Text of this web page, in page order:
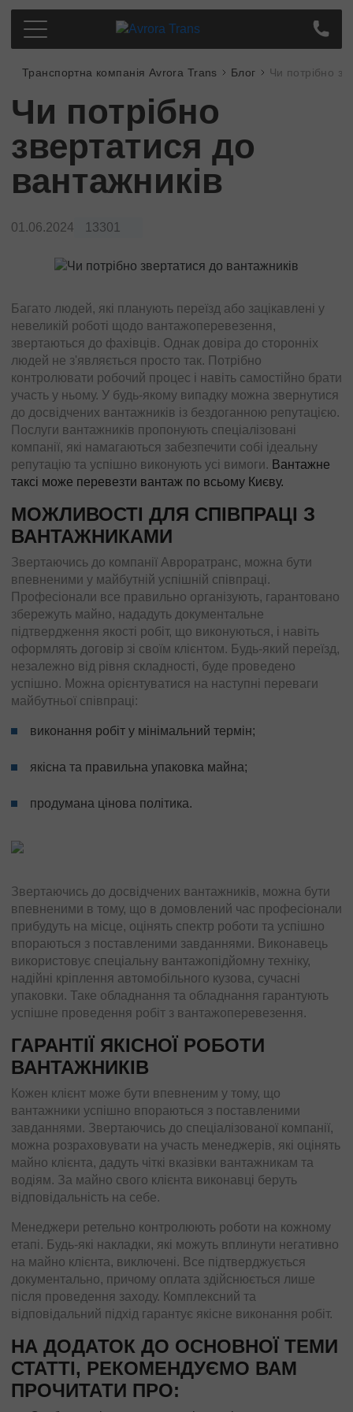
Перевезення по Україні
Київ
Харків
Одеса
Кропивницький
Львів
Тернопіль
Миколаєв
Івано-Франківськ
Чернівці
Мукачеве
Вінниця
Дружківка
Ужгород
Чернігов
Міжнародні перевезення
Міжнародний переїзд
Міжнародний квартирний переїзд
Міжнародна доставка авто
Контейнерні перевезення
Міжнародні автомобільні перевезення
Міжнародні ритуальні перевезення
Перевезення з Європи
Доставка вантажів в (з) Іспанії
Доставка вантажів в (з) Італії
Доставка вантажів в (з) Польщі
Доставка вантажів в (з) Литви
Доставки вантажів в (з) Латвії
Доставка вантажів в (з) Швейцарії
Доставка вантажів в (з) Туреччину
Вантажоперевезення в (з) Ісландію
Доставка вантажів до (з) Північної Македонії
Негабаритні перевезення
Трансформатори
Будівельне обладнання
Перевезення сільгосптехніки
Трактори
Комбайни
Баштовий кран
Екскаватори
Обладнання та техніка
Длинномери (балки, металоконструкції)
Великотоннажні вантажі
Попутні перевезення
Збірні вантажі
Проектні перевезення
Ціна
Партнерам
Контакти
Завжди на зв'язку
+38(097)363-46-34
Передзвоніть мені
Транспортна компанія Avrora Trans Блог Чи потрібно
Чи потрібно
звертатися до
вантажників
01.06.2024 13301
Багато людей, які планують переїзд або зацікавлені у
невеликій роботі щодо вантажоперевезення,
звертаються до фахівців. Однак довіра до сторонніх
людей не з'являється просто так. Потрібно
контролювати робочий процес і навіть самостійно брати
участь у ньому. У будь-якому випадку можна звернутися
до досвідчених вантажників із бездоганною репутацією.
Послуги вантажників пропонують спеціалізовані
компанії, які намагаються забезпечити собі ідеальну
репутацію та успішно виконують усі вимоги. Вантажне
таксі може перевезти вантаж по всьому Києву.
МОЖЛИВОСТІ ДЛЯ СПІВПРАЦІ З
ВАНТАЖНИКАМИ
Звертаючись до компанії Авроратранс, можна бути
впевненими у майбутній успішній співпраці.
Професіонали все правильно організують, гарантовано
збережуть майно, нададуть документальне
підтвердження якості робіт, що виконуються, і навіть
оформлять договір зі своїм клієнтом. Будь-який переїзд,
незалежно від рівня складності, буде проведено
успішно. Можна орієнтуватися на наступні переваги
майбутньої співпраці:
виконання робіт у мінімальний термін;
якісна та правильна упаковка майна;
продумана цінова політика.
Звертаючись до досвідчених вантажників, можна бути
впевненими в тому, що в домовлений час професіонали
прибудуть на місце, оцінять спектр роботи та успішно
впораються з поставленими завданнями. Виконавець
використовує спеціальну вантажопідйомну техніку,
надійні кріплення автомобільного кузова, сучасні
упаковки. Таке обладнання та обладнання гарантують
успішне проведення робіт з вантажоперевезення.
ГАРАНТІЇ ЯКІСНОЇ РОБОТИ
ВАНТАЖНИКІВ
Кожен клієнт може бути впевненим у тому, що
вантажники успішно впораються з поставленими
завданнями. Звертаючись до спеціалізованої компанії,
можна розраховувати на участь менеджерів, які оцінять
майно клієнта, дадуть чіткі вказівки вантажникам та
водіям. За майно свого клієнта виконавці беруть
відповідальність на себе.
Менеджери ретельно контролюють роботи на кожному
етапі. Будь-які накладки, які можуть вплинути негативно
на майно клієнта, виключені. Все підтверджується
документально, причому оплата здійснюється лише
після проведення заходу. Комплексний та
відповідальний підхід гарантує якісне виконання робіт.
НА ДОДАТОК ДО ОСНОВНОЇ ТЕМИ
СТАТТІ, РЕКОМЕНДУЄМО ВАМ
ПРОЧИТАТИ ПРО: